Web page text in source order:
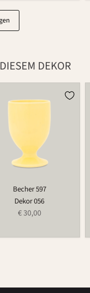
DEKOR
Becher 597
Dekor 056
€ 30,00